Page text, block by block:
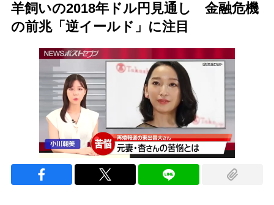
羊飼いの2018年ドル円見通し 金融危機
の前兆「逆イールド」に注目